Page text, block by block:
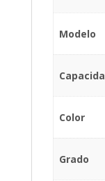
Modelo
Color
Grado